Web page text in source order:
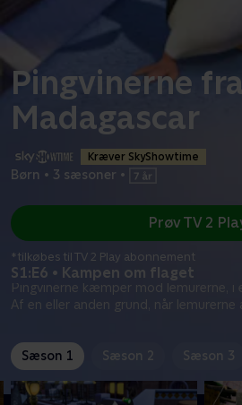
Pingvinerne
Madagascar
Kræver SkyShowtime
Børn • 3 sæsoner •
S1:E6 • Kampen om flaget
Pingvinerne kæmper mod lemurerne, i
Af en eller anden grund, når lemurerne
Prøv TV 2
*tilkøbes til TV 2 Play abonnement
Sæson 1 Sæson 2 Sæson 3